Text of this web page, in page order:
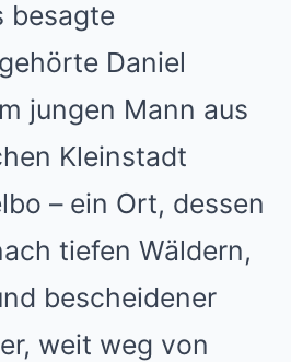
besagte
Daniel
jungen Mann aus
Kleinstadt
– ein Ort, dessen
tiefen Wäldern,
bescheidener
weit weg von